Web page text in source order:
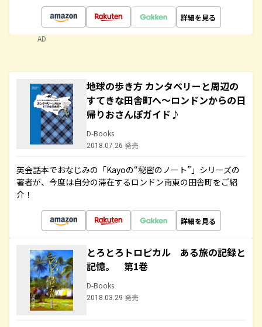
詳細を見る
AD
地球の歩き方 カンタベリーと周辺の
すてきな田舎町へ～ロンドンからの日
帰りおさんぽガイド♪
D-Books
2018.07.26 発売
英会話本でおなじみの「Kayoの“秘密のノート”」シリーズの
著者が、今度は自分の滞在するロンドン南東の田舎町をご紹
介！
詳細を見る
とろとろトロピカル ある旅の記録と
記憶。 第1巻
D-Books
2018.03.29 発売